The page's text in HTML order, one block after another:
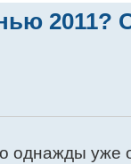
2011?
однажды уже